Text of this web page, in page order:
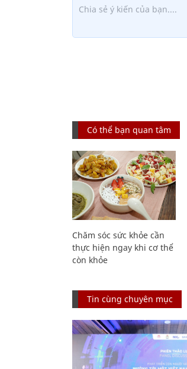
Có thể bạn quan tâm
Chăm sóc sức khỏe cần
thực hiện ngay khi cơ thể
còn khỏe
Tin cùng chuyên mục